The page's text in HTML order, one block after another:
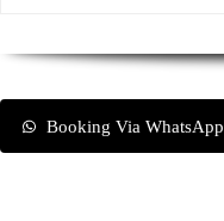
Booking Via WhatsApp